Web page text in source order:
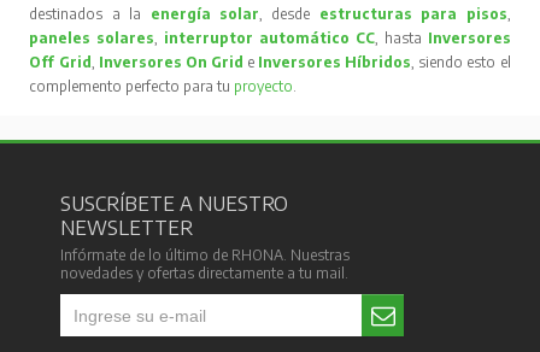
destinados a la energía solar , desde estructuras para pisos
paneles solares
interruptor automático CC, hasta Inversores
Off Grid Inversores On Grid e Inversores Híbridos , siendo esto el
complemento perfecto para tu proyecto
SUSCRÍBETE A NUESTRO
NEWSLETTER
Infórmate de lo último de RHONA. Nuestras
novedades y ofertas directamente a tu mail.